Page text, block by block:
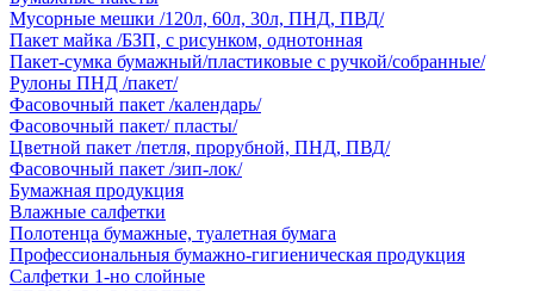
Мусорные мешки /120л, 60л, 30л, ПНД, ПВД/
Пакет майка /БЗП, с рисунком, однотонная
Пакет-сумка бумажный/пластиковые с ручкой/собранные/
Рулоны ПНД /пакет/
Фасовочный пакет /календарь/
Фасовочный пакет/ пласты/
Цветной пакет /петля, прорубной, ПНД, ПВД/
Фасовочный пакет /зип-лок/
Бумажная продукция
Влажные салфетки
Полотенца бумажные, туалетная бумага
Профессиональныя бумажно-гигиеническая продукция
Салфетки 1-но слойные